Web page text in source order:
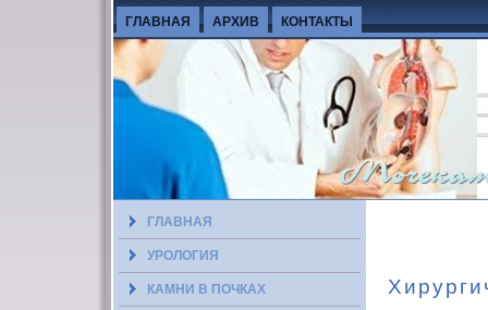
ГЛАВНАЯ АРХИВ КОНТАКТЫ
ГЛАВНАЯ
УРОЛОГИЯ
КАМНИ В ПОЧКАХ